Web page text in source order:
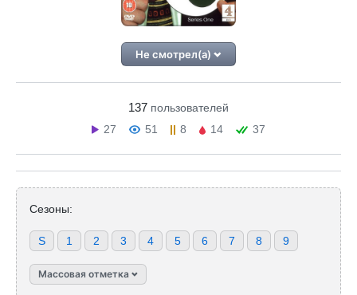
Не смотрел(а)
137 пользователей
27
51 8 14 37
Сезоны:
S 1 2 3 4 5 6 7 8 9
Массовая отметка